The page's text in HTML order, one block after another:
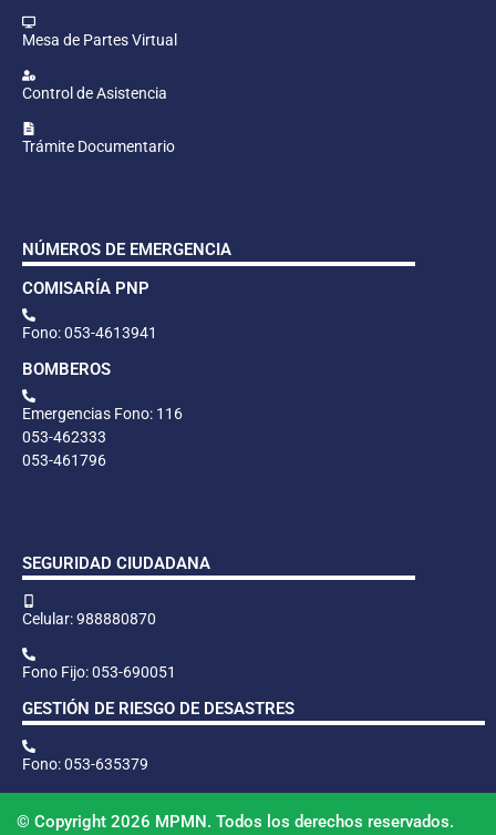
Mesa de Partes Virtual
Control de Asistencia
Trámite Documentario
NÚMEROS DE EMERGENCIA
COMISARÍA PNP
Fono: 053-4613941
BOMBEROS
Emergencias Fono: 116
053-462333
053-461796
SEGURIDAD CIUDADANA
Celular: 988880870
Fono Fijo: 053-690051
GESTIÓN DE RIESGO DE DESASTRES
Fono: 053-635379
© Copyright 2026 MPMN. Todos los derechos reservados.